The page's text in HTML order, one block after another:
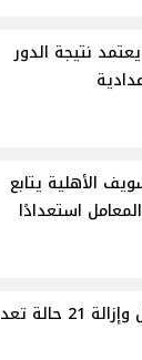
نتيجة الدور
الأهلية يتابع
استعدادًا
رفع 376 حالة إشغال وإزالة 21 حالة تعد